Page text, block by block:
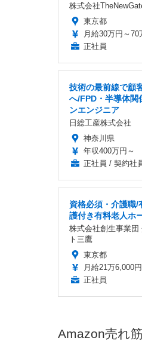
株式会社
東京都
月給30万円～70
正社員
技術の最前線で顧
へ/FPD・半導体関
ンエンジニア
日総工産株式会社
神奈川県
年収400万円～
正社員 / 契約社
資格必須・介護職/
護付き有料老人ホ
株式会社創生事業団
ト三鷹
東京都
月給21万6,000
正社員
Amazon売れ